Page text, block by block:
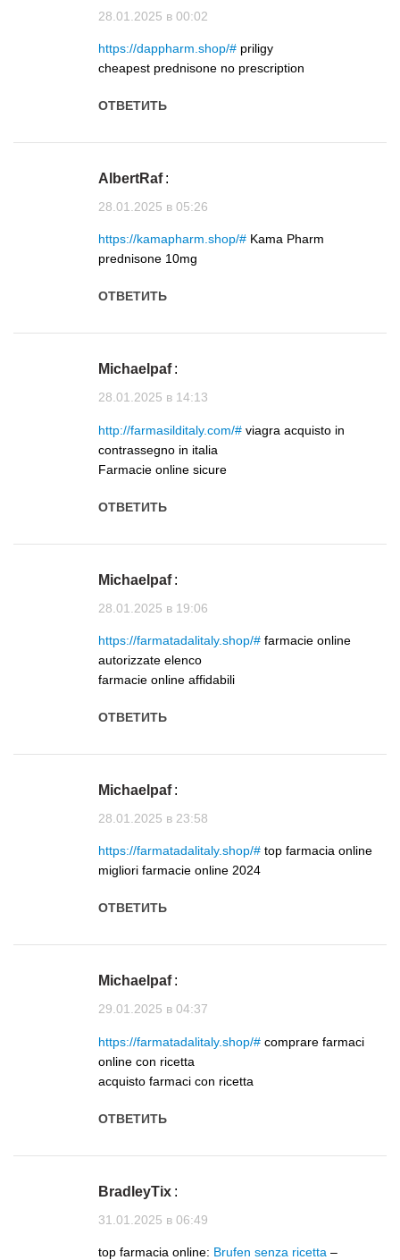
28.01.2025 в 00:02
https://dappharm.shop/# priligy
cheapest prednisone no prescription
ОТВЕТИТЬ
AlbertRaf :
28.01.2025 в 05:26
https://kamapharm.shop/# Kama Pharm
prednisone 10mg
ОТВЕТИТЬ
Michaelpaf :
28.01.2025 в 14:13
http://farmasilditaly.com/# viagra acquisto in
contrassegno in italia
Farmacie online sicure
ОТВЕТИТЬ
Michaelpaf :
28.01.2025 в 19:06
https://farmatadalitaly.shop/# farmacie online
autorizzate elenco
farmacie online affidabili
ОТВЕТИТЬ
Michaelpaf :
28.01.2025 в 23:58
https://farmatadalitaly.shop/# top farmacia online
migliori farmacie online 2024
ОТВЕТИТЬ
Michaelpaf :
29.01.2025 в 04:37
https://farmatadalitaly.shop/# comprare farmaci
online con ricetta
acquisto farmaci con ricetta
ОТВЕТИТЬ
BradleyTix :
31.01.2025 в 06:49
top farmacia online: Brufen senza ricetta –